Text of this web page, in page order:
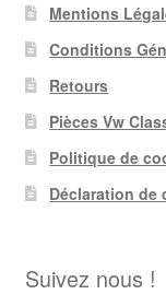
Mentions
Conditions
Retours
Pièces Vw
Politique de
Déclaration
Suivez nous !